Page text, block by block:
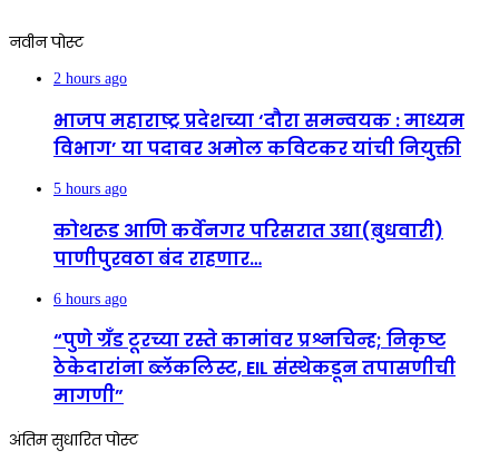
नवीन पोस्ट
2 hours ago
भाजप महाराष्ट्र प्रदेशच्या ‘दौरा समन्वयक : माध्यम
विभाग’ या पदावर अमोल कविटकर यांची नियुक्ती
5 hours ago
कोथरूड आणि कर्वेनगर परिसरात उद्या(बुधवारी)
पाणीपुरवठा बंद राहणार…
6 hours ago
“पुणे ग्रँड टूरच्या रस्ते कामांवर प्रश्नचिन्ह; निकृष्ट
ठेकेदारांना ब्लॅकलिस्ट, EIL संस्थेकडून तपासणीची
मागणी”
अंतिम सुधारित पोस्ट